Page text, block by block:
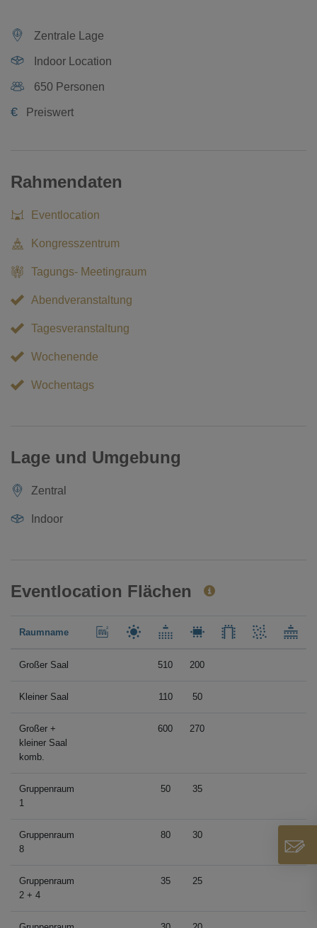
Zentrale Lage
Indoor Location
650 Personen
€ Preiswert
Rahmendaten
Eventlocation
Kongresszentrum
Tagungs- Meetingraum
Abendveranstaltung
Tagesveranstaltung
Wochenende
Wochentags
Lage und Umgebung
Zentral
Indoor
Eventlocation Flächen
Raumname
Großer Saal 510 200
Kleiner Saal 110 50
Großer +
kleiner Saal
komb.
600 270
Gruppenraum
1
50 35
Gruppenraum
8
80 30
Gruppenraum
2 + 4
35 25